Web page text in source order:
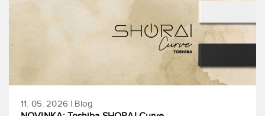
11. 05. 2026 | Blog